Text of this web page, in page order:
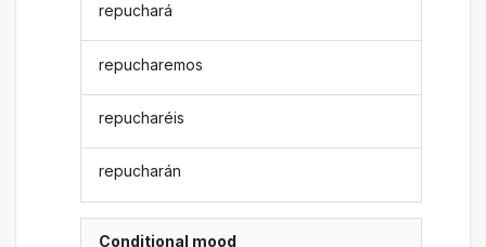
repuchará
repucharemos
repucharéis
repucharán
Conditional mood